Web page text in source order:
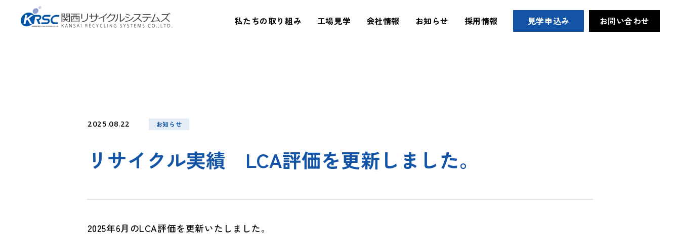
私たちの取り組み 工場見学 会社情報 お知らせ 採用情報 見学申込み お問い合わせ
2025.08.22 お知らせ
リサイクル実績 LCA評価を更新しました。
2025年6月のLCA評価を更新いたしました。